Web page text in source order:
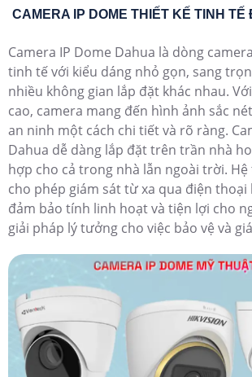
CAMERA IP DOME THIẾT KẾ TINH TẾ
Camera IP Dome Dahua là dòng
tinh tế với kiểu dáng nhỏ gọn, sang
nhiều không gian lắp đặt khác nhau.
cao, camera mang đến hình ảnh sắc
an ninh một cách chi tiết và rõ ràng.
Dahua dễ dàng lắp đặt trên trần nhà
hợp cho cả trong nhà lẫn ngoài trời. Hệ
cho phép giám sát từ xa qua điện thoại
đảm bảo tính linh hoạt và tiện lợi cho
giải pháp lý tưởng cho việc bảo vệ và